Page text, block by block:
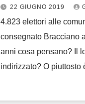
22 GIUGNO 2019
4.823 elettori alle
consegnato Bracciano
anni cosa pensano? Il
indirizzato? O piuttosto